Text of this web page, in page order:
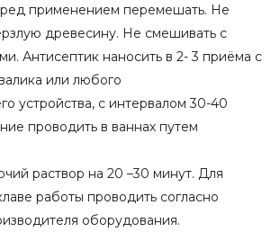
применением перемешать. Не
древесину. Не смешивать с
Антисептик наносить в 2- 3 приёма с
или любого
устройства, с интервалом 30-40
проводить в ваннах путем
раствор на 20 –30 минут. Для
работы проводить согласно
оборудования.